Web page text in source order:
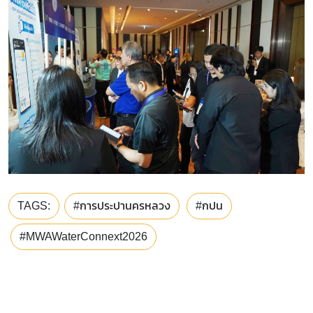
TAGS: #การประปานครหลวง #กปน
#MWAWaterConnext2026